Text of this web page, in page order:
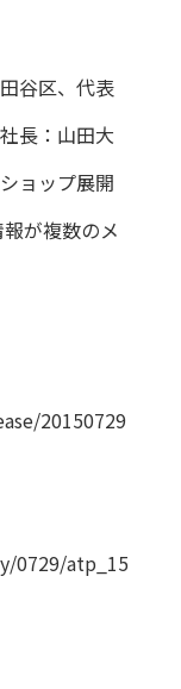
谷区、代表
長：山田大
ョップ展開
が複数のメ
20150729
0729/atp_15